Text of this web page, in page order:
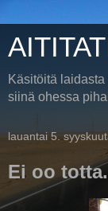
Käsitöitä
siinä ohessa
lauantai 5.
Ei oo